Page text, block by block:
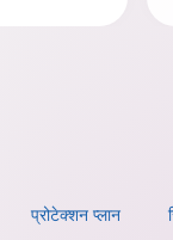
प्रोटेक्शन प्लान